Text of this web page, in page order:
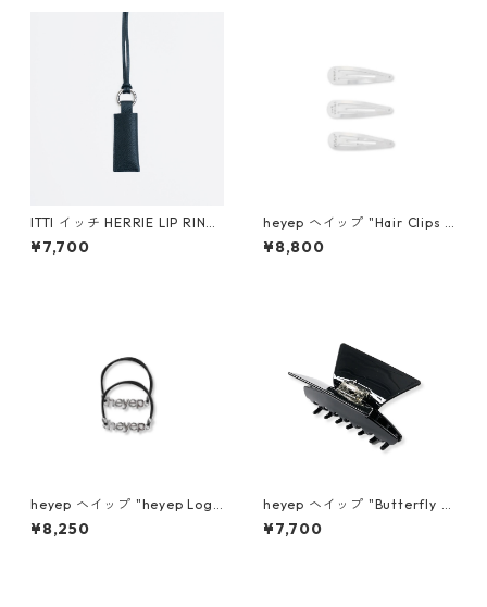
ITTI イッチ HERRIE LIP RING
/ DIPLO FJORD (BLACK)
¥7,700
heyep ヘイップ "Hair Clips w
ith KENKAGAMI (3-piece)" h
p07026
¥8,800
heyep ヘイップ "heyep Logo
Hair Ties (2-piece)" (SLV) h
p07126
¥8,250
heyep ヘイップ "Butterfly J
oint Clip" hp04626
¥7,700